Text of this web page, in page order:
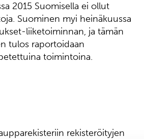
2015 Suomisella ei ollut
Suominen myi heinäkuussa
liiketoiminnan, ja tämän
tulos raportoidaan
toimintoina.
rekisteröityjen